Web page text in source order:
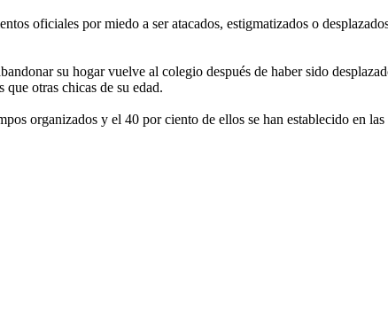
oficiales por miedo a ser atacados, estigmatizados o
su hogar vuelve al colegio después de haber sido
otras chicas de su edad.
organizados y el 40 por ciento de ellos se han establecido en